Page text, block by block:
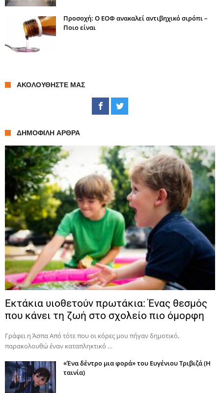
Προσοχή: Ο ΕΟΦ ανακαλεί αντιβηχικό σιρόπι –
Ποιο είναι
ΑΚΟΛΟΥΘΉΣΤΕ ΜΑΣ
ΔΗΜΟΦΙΛΉ ΆΡΘΡΑ
Εκτάκια υιοθετούν πρωτάκια: Ένας θεσμός
που κάνει τη ζωή στο σχολείο πιο όμορφη
Γράφει η Άσπα Από τότε που οι κόρες μου πήγαν δημοτικό,
παρακολουθώ έναν καταπληκτικό …
«Ένα δέντρο μια φορά» του Ευγένιου Τριβιζά (Η
ταινία)